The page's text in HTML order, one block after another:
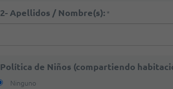
2- Apellidos / Nombre(s): *
Política de Niños (compartiendo
Ninguno